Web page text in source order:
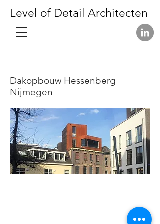
Level of Detail Architecten
Dakopbouw Hessenberg
Nijmegen